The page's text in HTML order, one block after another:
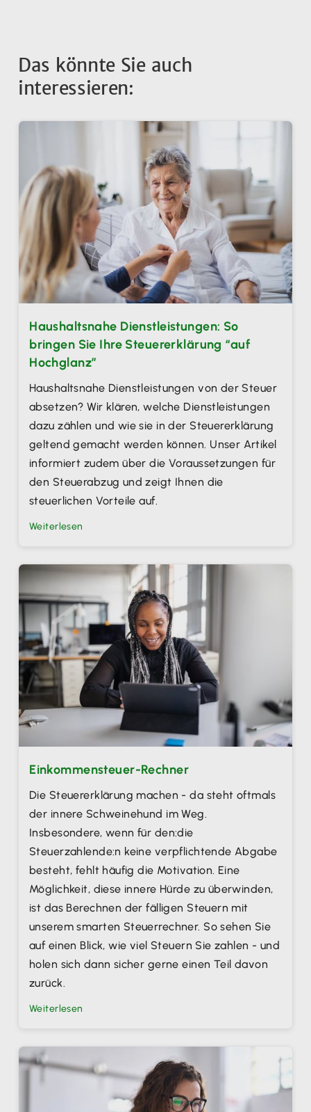
Das könnte Sie auch
interessieren:
Haushaltsnahe Dienstleistungen: So
bringen Sie Ihre Steuererklärung “auf
Hochglanz”
Haushaltsnahe Dienstleistungen von der Steuer
absetzen? Wir klären, welche Dienstleistungen
dazu zählen und wie sie in der Steuererklärung
geltend gemacht werden können. Unser Artikel
informiert zudem über die Voraussetzungen für
den Steuerabzug und zeigt Ihnen die
steuerlichen Vorteile auf.
Weiterlesen
Einkommensteuer-Rechner
Die Steuererklärung machen - da steht oftmals
der innere Schweinehund im Weg.
Insbesondere, wenn für den:die
Steuerzahlende:n keine verpflichtende Abgabe
besteht, fehlt häufig die Motivation. Eine
Möglichkeit, diese innere Hürde zu überwinden,
ist das Berechnen der fälligen Steuern mit
unserem smarten Steuerrechner. So sehen Sie
auf einen Blick, wie viel Steuern Sie zahlen - und
holen sich dann sicher gerne einen Teil davon
zurück.
Weiterlesen